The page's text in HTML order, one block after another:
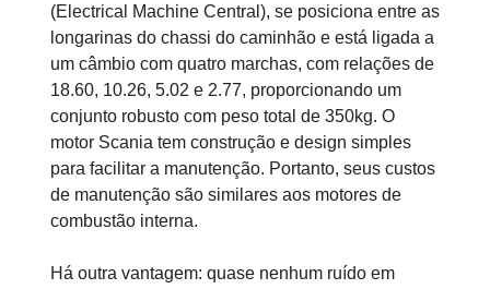
(Electrical Machine Central), se posiciona entre as
longarinas do chassi do caminhão e está ligada a
um câmbio com quatro marchas, com relações de
18.60, 10.26, 5.02 e 2.77, proporcionando um
conjunto robusto com peso total de 350kg. O
motor Scania tem construção e design simples
para facilitar a manutenção. Portanto, seus custos
de manutenção são similares aos motores de
combustão interna.
Há outra vantagem: quase nenhum ruído em